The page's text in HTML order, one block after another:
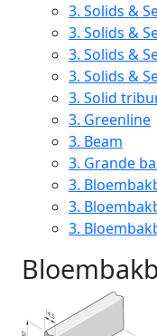
3. Solids &
3. Solids &
3. Solids &
3. Solids &
3. Solid
3. Greenline
3. Beam
3. Grande
3.
3.
3.